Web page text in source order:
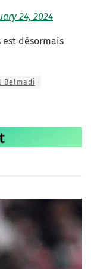
24, 2024
est désormais
Belmadi